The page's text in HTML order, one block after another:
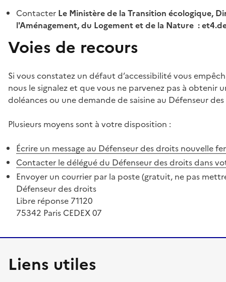
Contacter Le Ministère de la Transition écologique,
l'Aménagement, du Logement et de la Nature :
Voies de recours
Si vous constatez un défaut d’accessibilité vous
nous le signalez et que vous ne parvenez pas à
doléances ou une demande de saisine au Défenseur
Plusieurs moyens sont à votre disposition :
Écrire un message au Défenseur des droits nouvelle
Contacter le délégué du Défenseur des droits dans
Envoyer un courrier par la poste (gratuit, ne pas
Défenseur des droits
Libre réponse 71120
75342 Paris CEDEX 07
Liens utiles